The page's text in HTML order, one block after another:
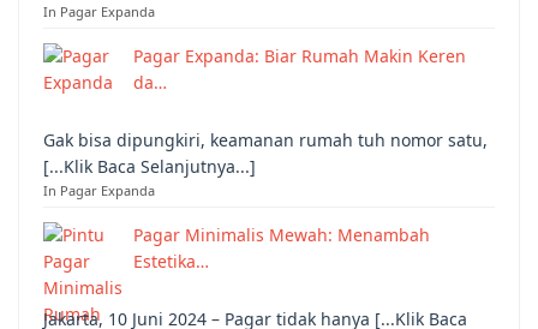
In Pagar Expanda
Pagar Expanda: Biar Rumah Makin Keren
da…
Gak bisa dipungkiri, keamanan rumah tuh nomor satu,
[...Klik Baca Selanjutnya...]
In Pagar Expanda
Pagar Minimalis Mewah: Menambah
Estetika…
Jakarta, 10 Juni 2024 – Pagar tidak hanya [...Klik Baca